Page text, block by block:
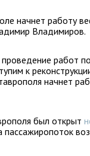
начнет работу
Владимиров.
работ
к
начнет
был открыт